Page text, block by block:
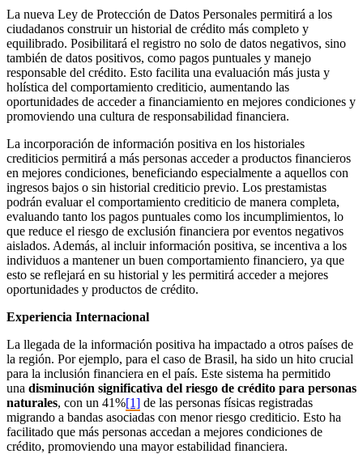
La nueva Ley de Protección de Datos Personales permitirá a los
ciudadanos construir un historial de crédito más completo y
equilibrado. Posibilitará el registro no solo de datos negativos, sino
también de datos positivos, como pagos puntuales y manejo
responsable del crédito. Esto facilita una evaluación más justa y
holística del comportamiento crediticio, aumentando las
oportunidades de acceder a financiamiento en mejores condiciones y
promoviendo una cultura de responsabilidad financiera.
La incorporación de información positiva en los historiales
crediticios permitirá a más personas acceder a productos financieros
en mejores condiciones, beneficiando especialmente a aquellos con
ingresos bajos o sin historial crediticio previo. Los prestamistas
podrán evaluar el comportamiento crediticio de manera completa,
evaluando tanto los pagos puntuales como los incumplimientos, lo
que reduce el riesgo de exclusión financiera por eventos negativos
aislados. Además, al incluir información positiva, se incentiva a los
individuos a mantener un buen comportamiento financiero, ya que
esto se reflejará en su historial y les permitirá acceder a mejores
oportunidades y productos de crédito.
Experiencia Internacional
La llegada de la información positiva ha impactado a otros países de
la región. Por ejemplo, para el caso de Brasil, ha sido un hito crucial
para la inclusión financiera en el país. Este sistema ha permitido
una disminución significativa del riesgo de crédito para personas
naturales, con un 41%[1] de las personas físicas registradas
migrando a bandas asociadas con menor riesgo crediticio. Esto ha
facilitado que más personas accedan a mejores condiciones de
crédito, promoviendo una mayor estabilidad financiera.